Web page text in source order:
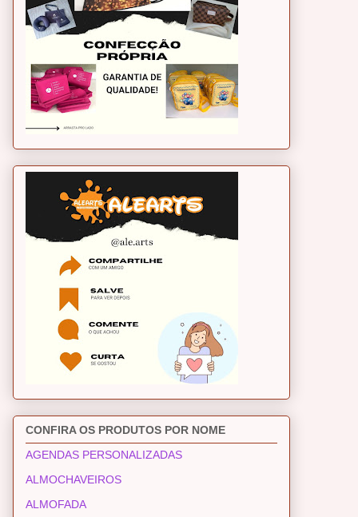
CONFIRA OS PRODUTOS POR NOME
AGENDAS PERSONALIZADAS
ALMOCHAVEIROS
ALMOFADA